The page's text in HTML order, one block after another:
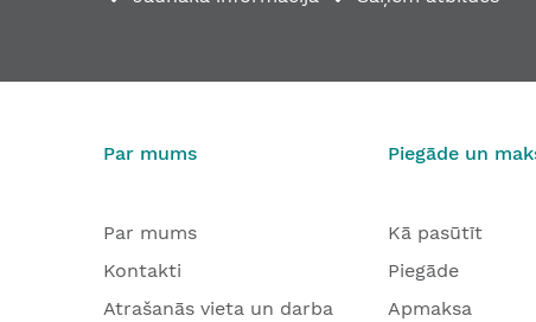
Par mums
Par mums
Kontakti
Atrašanās vieta un darba
Piegāde un
Kā pasūtīt
Piegāde
Apmaksa